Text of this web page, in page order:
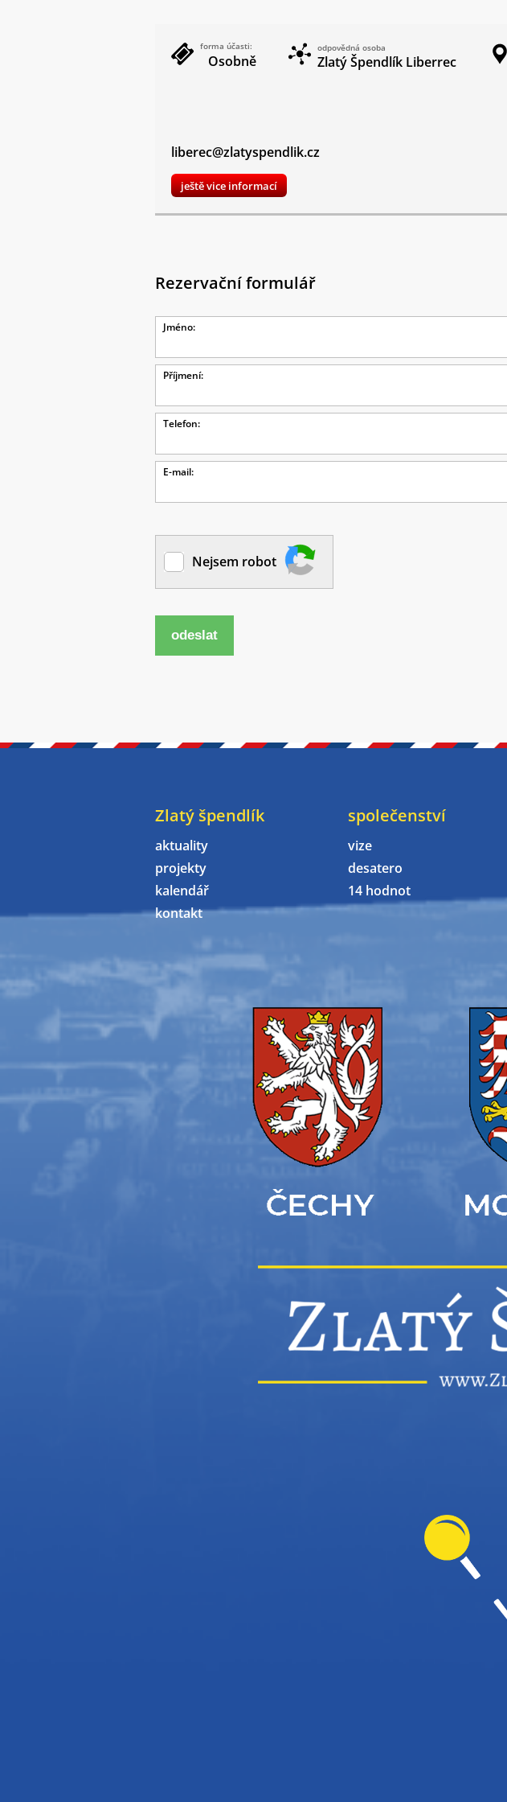
forma účasti:
Osobně
odpovědná osoba
Zlatý Špendlík Liberrec
liberec@zlatyspendlik.cz
ještě vice informací
Rezervační formulář
Jméno:
Příjmení:
Telefon:
E-mail:
Nejsem robot
odeslat
Zlatý špendlík
aktuality
projekty
kalendář
kontakt
společenství
vize
desatero
14 hodnot